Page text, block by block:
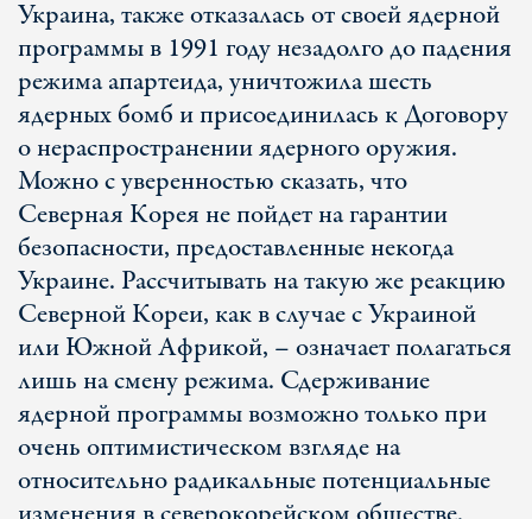
Украина, также отказалась от своей ядерной
программы в 1991 году незадолго до падения
режима апартеида, уничтожила шесть
ядерных бомб и присоединилась к Договору
о нераспространении ядерного оружия.
Можно с уверенностью сказать, что
Северная Корея не пойдет на гарантии
безопасности, предоставленные некогда
Украине. Рассчитывать на такую же реакцию
Северной Кореи, как в случае с Украиной
или Южной Африкой, – означает полагаться
лишь на смену режима. Сдерживание
ядерной программы возможно только при
очень оптимистическом взгляде на
относительно радикальные потенциальные